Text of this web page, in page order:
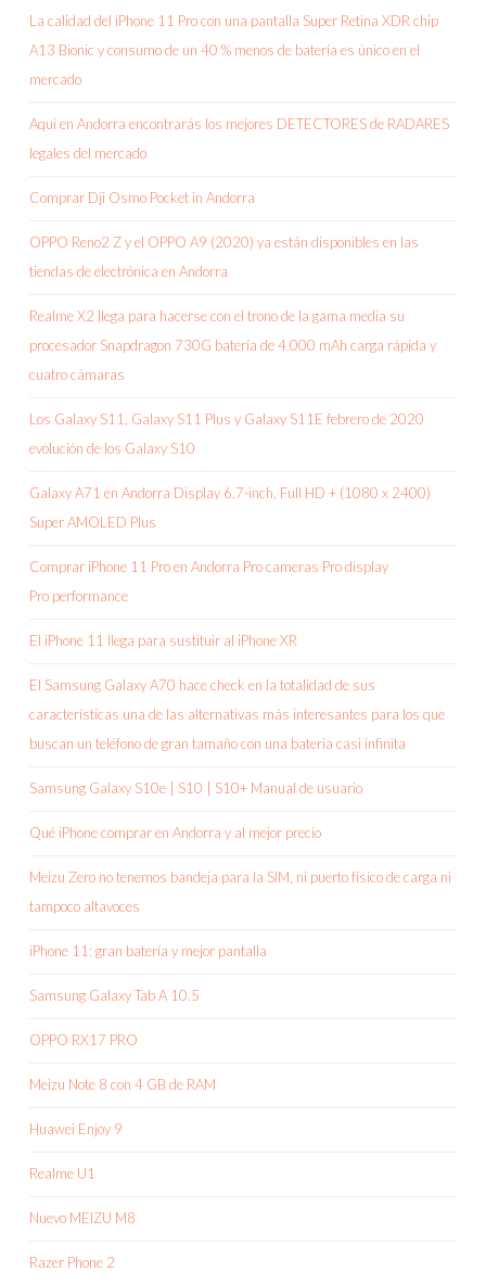
La calidad del iPhone 11 Pro con una pantalla Super Retina XDR chip
A13 Bionic y consumo de un 40 % menos de batería es único en el
mercado
Aquí en Andorra encontrarás los mejores DETECTORES de RADARES
legales del mercado
Comprar Dji Osmo Pocket in Andorra
OPPO Reno2 Z y el OPPO A9 (2020) ya están disponibles en las
tiendas de electrónica en Andorra
Realme X2 llega para hacerse con el trono de la gama media su
procesador Snapdragon 730G batería de 4.000 mAh carga rápida y
cuatro cámaras
Los Galaxy S11, Galaxy S11 Plus y Galaxy S11E febrero de 2020
evolución de los Galaxy S10
Galaxy A71 en Andorra Display 6.7-inch, Full HD + (1080 x 2400)
Super AMOLED Plus
Comprar iPhone 11 Pro en Andorra Pro cameras Pro display
Pro performance
El iPhone 11 llega para sustituir al iPhone XR
El Samsung Galaxy A70 hace check en la totalidad de sus
características una de las alternativas más interesantes para los que
buscan un teléfono de gran tamaño con una bateria casi infinita
Samsung Galaxy S10e | S10 | S10+ Manual de usuario
Qué iPhone comprar en Andorra y al mejor precio
Meizu Zero no tenemos bandeja para la SIM, ni puerto físico de carga ni
tampoco altavoces
iPhone 11: gran batería y mejor pantalla
Samsung Galaxy Tab A 10.5
OPPO RX17 PRO
Meizu Note 8 con 4 GB de RAM
Huawei Enjoy 9
Realme U1
Nuevo MEIZU M8
Razer Phone 2